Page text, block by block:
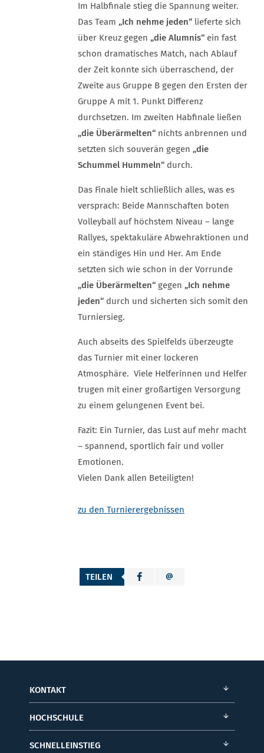
Im Halbfinale stieg die Spannung weiter.
Das Team „Ich nehme jeden“ lieferte sich
über Kreuz gegen „die Alumnis“ ein fast
schon dramatisches Match, nach Ablauf
der Zeit konnte sich überraschend, der
Zweite aus Gruppe B gegen den Ersten der
Gruppe A mit 1. Punkt Differenz
durchsetzen. Im zweiten Habfinale ließen
„die Überärmelten“ nichts anbrennen und
setzten sich souverän gegen „die
Schummel Hummeln“ durch.
Das Finale hielt schließlich alles, was es
versprach: Beide Mannschaften boten
Volleyball auf höchstem Niveau – lange
Rallyes, spektakuläre Abwehraktionen und
ein ständiges Hin und Her. Am Ende
setzten sich wie schon in der Vorrunde
„die Überärmelten“ gegen „Ich nehme
jeden“ durch und sicherten sich somit den
Turniersieg.
Auch abseits des Spielfelds überzeugte
das Turnier mit einer lockeren
Atmosphäre. Viele Helferinnen und Helfer
trugen mit einer großartigen Versorgung
zu einem gelungenen Event bei.
Fazit: Ein Turnier, das Lust auf mehr macht
– spannend, sportlich fair und voller
Emotionen.
Vielen Dank allen Beteiligten!
zu den Turnierergebnissen
TEILEN
KONTAKT
HOCHSCHULE
SCHNELLEINSTIEG